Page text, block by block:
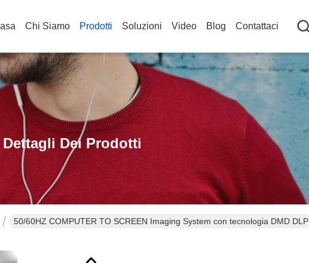
Chi Siamo Prodotti Soluzioni Video Blog Contattaci
Dettagli Dei Prodotti
50/60HZ COMPUTER TO SCREEN Imaging System con tecnologia DMD DLP